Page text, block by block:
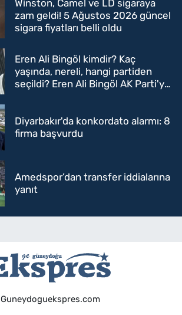
Winston, Camel ve LD sigaraya
zam geldi! 5 Ağustos 2026 güncel
sigara fiyatları belli oldu
Eren Ali Bingöl kimdir? Kaç
yaşında, nereli, hangi partiden
seçildi? Eren Ali Bingöl AK Parti'ye
Diyarbakır'da konkordato alarmı: 8
firma başvurdu
Amedspor’dan transfer iddialarına
yanıt
Guneydoguekspres.com